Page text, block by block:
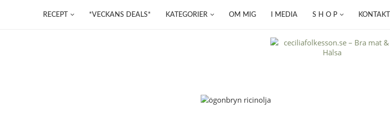
RECEPT *VECKANS DEALS* KATEGORIER OM MIG I MEDIA S H O P KONTAKT